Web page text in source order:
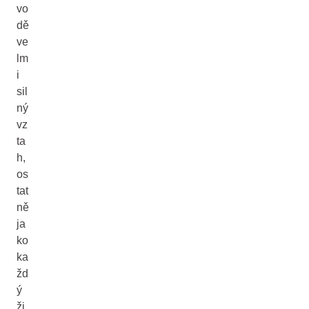
vo
dě
ve
lm
i
sil
ný
vz
ta
h,
os
tat
ně
ja
ko
ka
žd
ý
ži